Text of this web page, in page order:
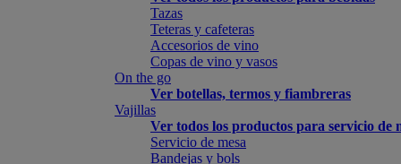
Tazas
Teteras y cafeteras
Accesorios de vino
Copas de vino y vasos
On the go
Ver botellas, termos y fiambreras
Vajillas
Ver todos los productos para servicio de
Servicio de mesa
Bandejas y bols